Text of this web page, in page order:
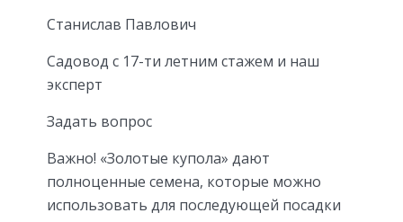
Станислав Павлович
Садовод с 17-ти летним стажем и наш
эксперт
Задать вопрос
Важно! «Золотые купола» дают
полноценные семена, которые можно
использовать для последующей посадки